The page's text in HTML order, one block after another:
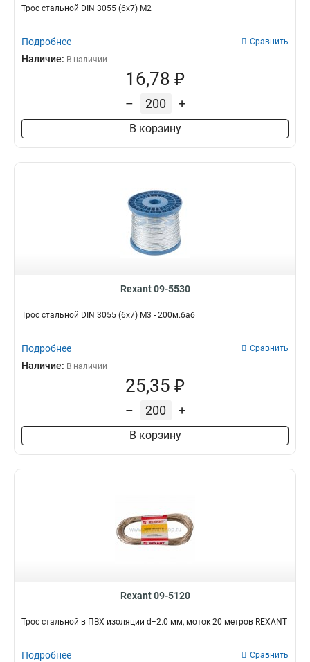
Трос стальной DIN 3055 (6x7) М2
Подробнее Сравнить
Наличие: В наличии
16,78 ₽
– +
В корзину
Rexant 09-5530
Трос стальной DIN 3055 (6x7) М3 - 200м.баб
Подробнее Сравнить
Наличие: В наличии
25,35 ₽
– +
В корзину
Rexant 09-5120
Трос стальной в ПВХ изоляции d=2.0 мм, моток 20 метров REXANT
Подробнее Сравнить